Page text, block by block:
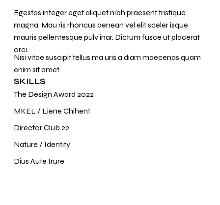
Egestas integer eget aliquet nibh praesent tristique
magna. Mau ris rhoncus aenean vel elit sceler isque
mauris pellentesque pulv inar. Dictum fusce ut placerat
orci.
Nisi vitae suscipit tellus ma uris a diam maecenas quam
enim sit amet
SKILLS
The Design Award 2022
MKEL / Liene Chihent
Director Club 22
Nature / Identity
Dius Aute Irure